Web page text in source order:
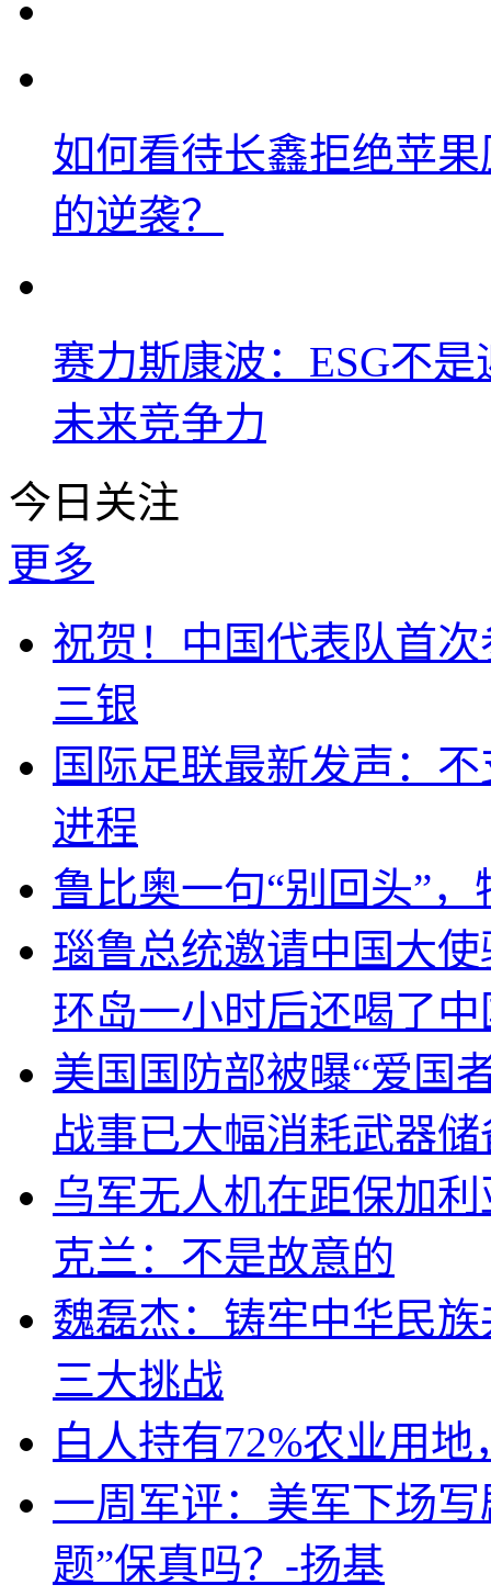
如何看待长鑫拒绝苹
的逆袭？
赛力斯康波：ESG不
未来竞争力
今日关注
更多
祝贺！中国代表队首
三银
国际足联最新发声：
进程
鲁比奥一句“别回头”
瑙鲁总统邀请中国大
环岛一小时后还喝了
美国国防部被曝“爱国
战事已大幅消耗武器储
乌军无人机在距保加
克兰：不是故意的
魏磊杰：铸牢中华民
三大挑战
白人持有72%农业用
一周军评：美军下场
题”保真吗？-扬基